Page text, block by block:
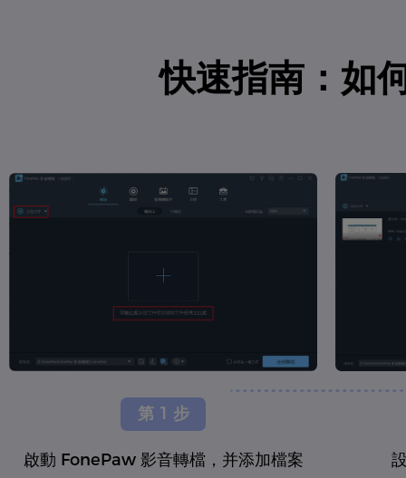
快速指南：如
第 1 步
啟動 FonePaw 影音轉檔，并添加檔案